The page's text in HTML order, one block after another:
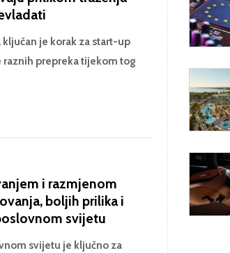
je korak za start-up
prepreka tijekom tog
i razmjenom
boljih prilika i
svijetu
svijetu je ključno za